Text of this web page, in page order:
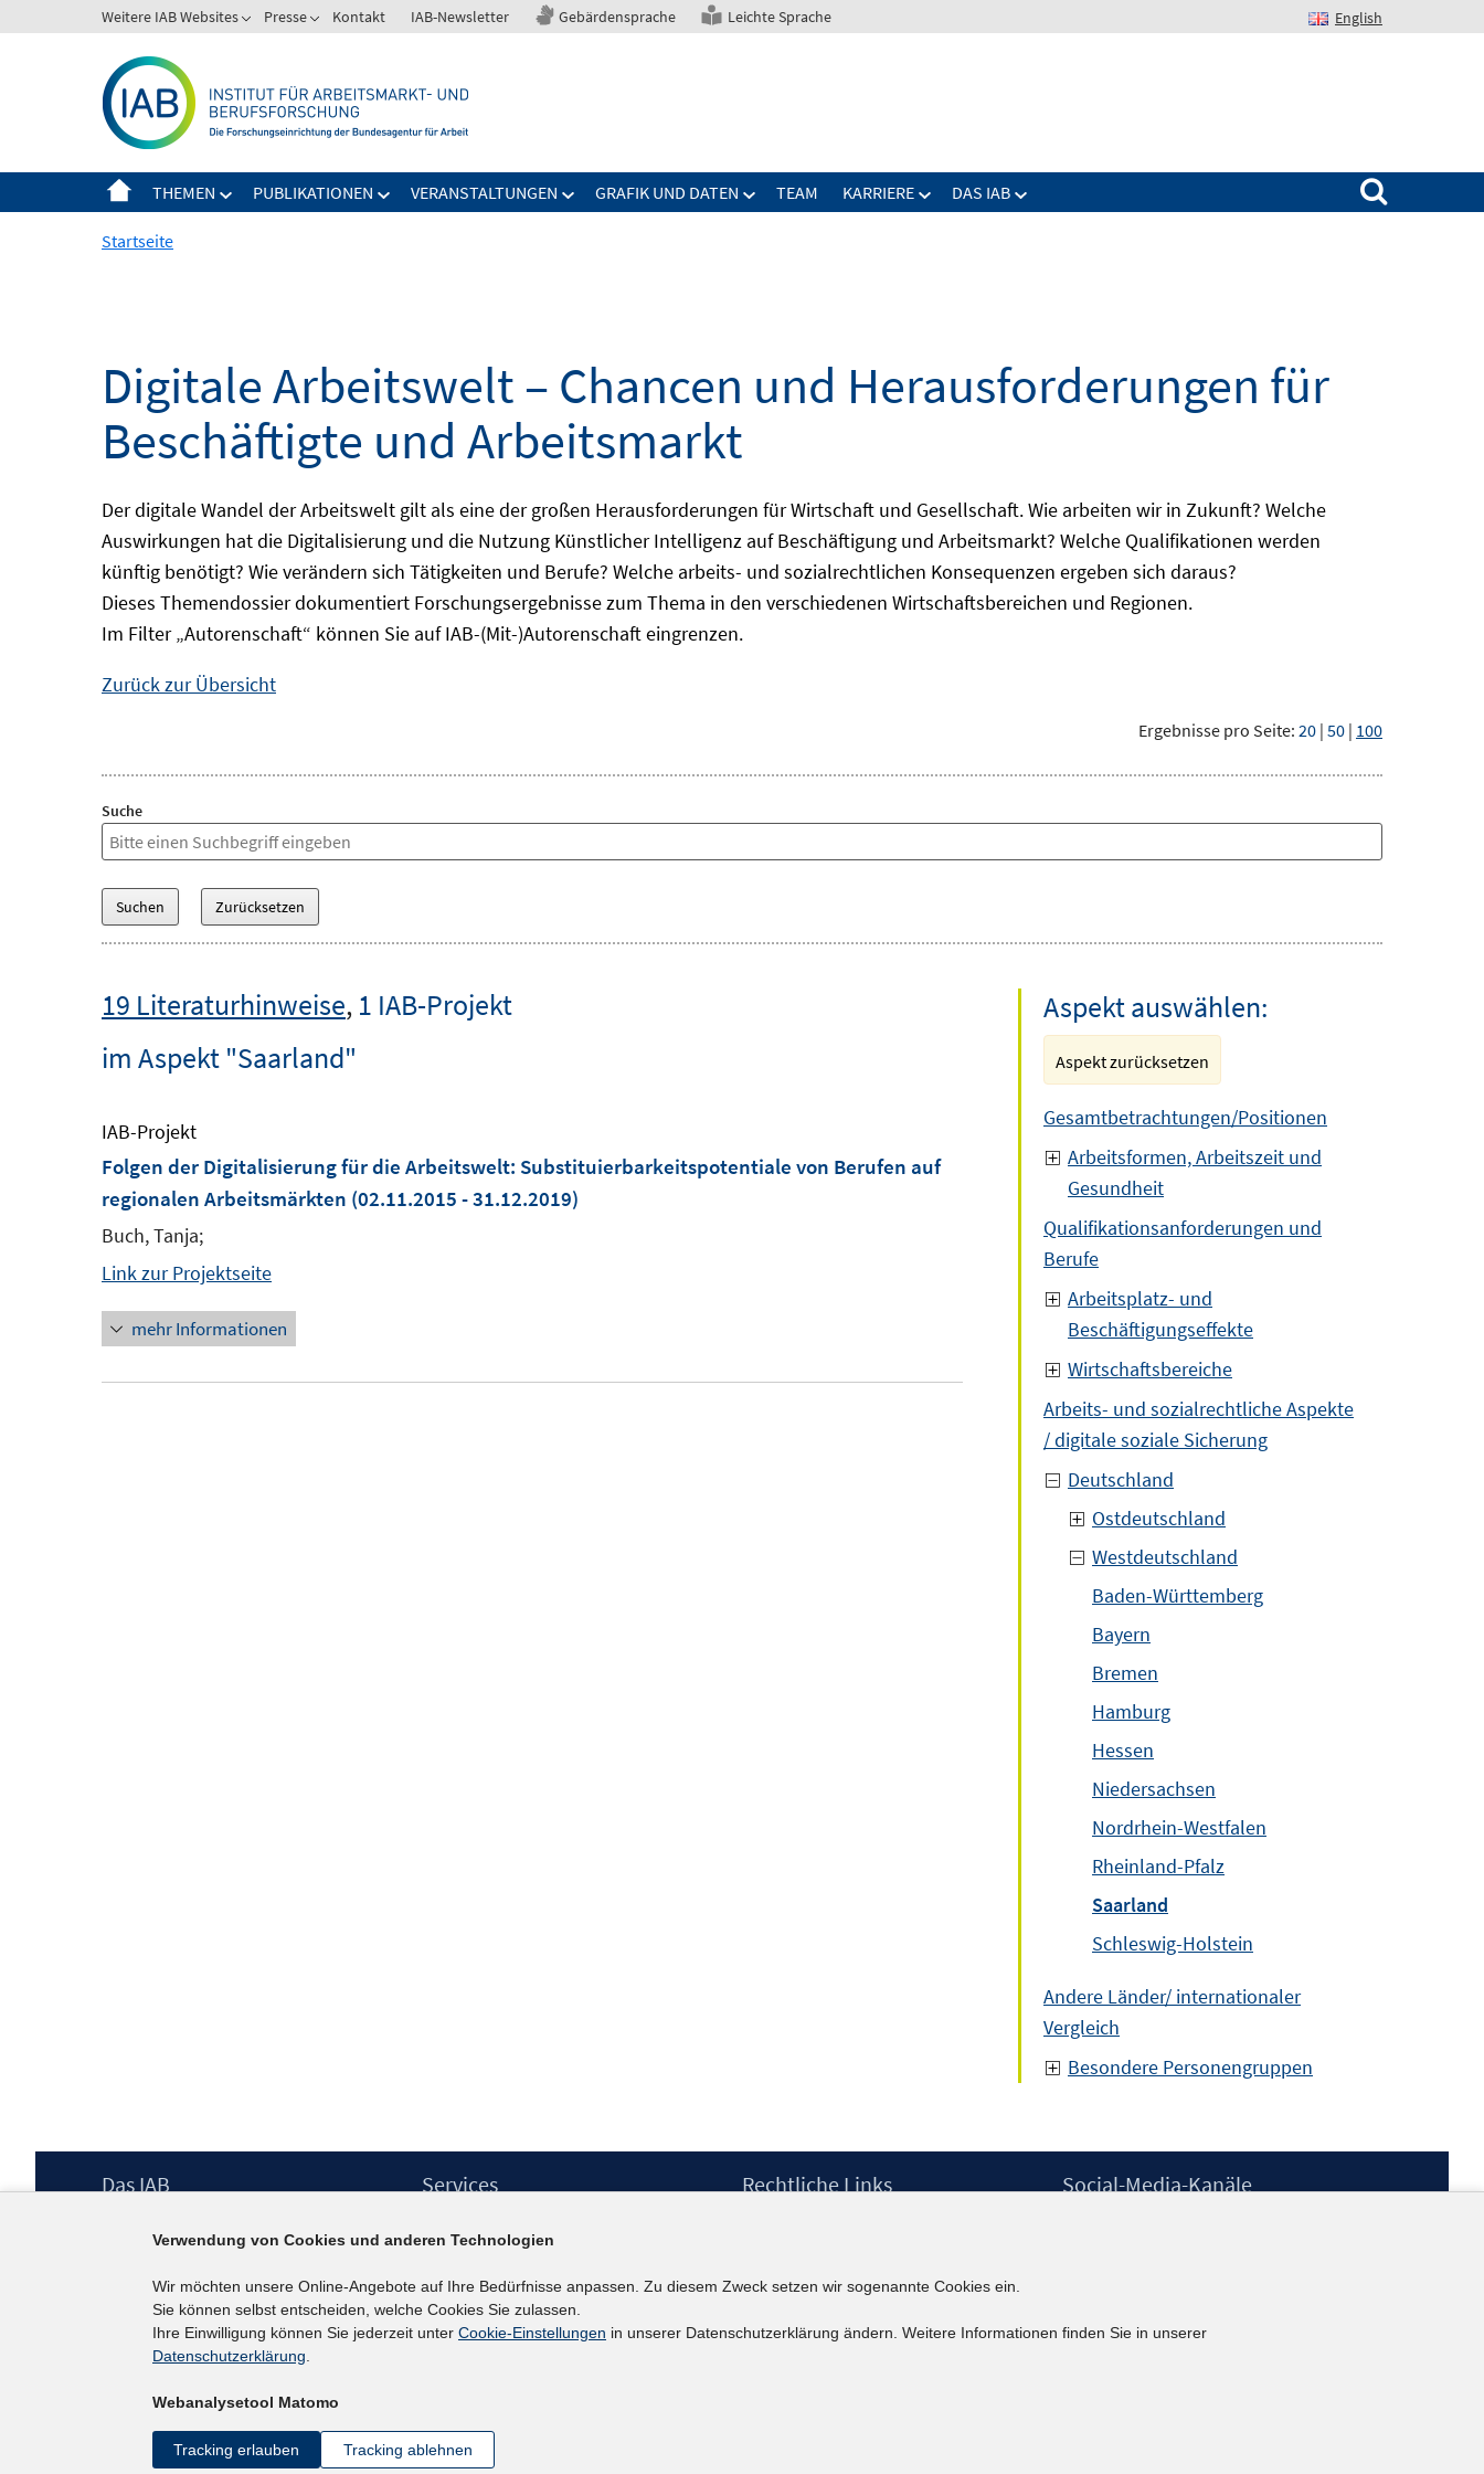
zum
Weitere IAB Websites Presse Kontakt IAB-Newsletter Gebärdensprache Leichte Sprache English
THEMEN PUBLIKATIONEN VERANSTALTUNGEN GRAFIK UND DATEN TEAM KARRIERE DAS IAB
Suchen nach:
Startseite
Digitale Arbeitswelt – Chancen und Herausforderungen für
Beschäftigte und Arbeitsmarkt
Der digitale Wandel der Arbeitswelt gilt als eine der großen Herausforderungen für Wirtschaft und Gesellschaft. Wie arbeiten wir in Zukunft? Welche
Auswirkungen hat die Digitalisierung und die Nutzung Künstlicher Intelligenz auf Beschäftigung und Arbeitsmarkt? Welche Qualifikationen werden
künftig benötigt? Wie verändern sich Tätigkeiten und Berufe? Welche arbeits- und sozialrechtlichen Konsequenzen ergeben sich daraus?
Dieses Themendossier dokumentiert Forschungsergebnisse zum Thema in den verschiedenen Wirtschaftsbereichen und Regionen.
Im Filter „Autorenschaft“ können Sie auf IAB-(Mit-)Autorenschaft eingrenzen.
Zurück zur Übersicht
Ergebnisse pro Seite: 20 | 50 | 100
Suche
19 Literaturhinweise, 1 IAB-Projekt
im Aspekt "Saarland"
IAB-Projekt
Folgen der Digitalisierung für die Arbeitswelt: Substituierbarkeitspotentiale von Berufen auf
regionalen Arbeitsmärkten (02.11.2015 - 31.12.2019)
Buch, Tanja;
Link zur Projektseite
mehr Informationen
Aspekt auswählen:
Aspekt zurücksetzen
Gesamtbetrachtungen/Positionen
Arbeitsformen, Arbeitszeit und
Gesundheit
Qualifikationsanforderungen und
Berufe
Arbeitsplatz- und
Beschäftigungseffekte
Wirtschaftsbereiche
Arbeits- und sozialrechtliche Aspekte
/ digitale soziale Sicherung
Deutschland
Ostdeutschland
Westdeutschland
Baden-Württemberg
Bayern
Bremen
Hamburg
Hessen
Niedersachsen
Nordrhein-Westfalen
Rheinland-Pfalz
Saarland
Schleswig-Holstein
Andere Länder/ internationaler
Vergleich
Besondere Personengruppen
Footer
Das IAB
Berufsforschung (IAB) – unser Leitbild
Institutsleitung
Graduiertenprogramm
Befragungen
Projekte
Services
IAB-Newsletter
Kontakt
Rechtliche Links
Erklärung zur Barrierefreiheit
Social-Media-Kanäle
kununu
Verwendung von Cookies und anderen Technologien
Wir möchten unsere Online-Angebote auf Ihre Bedürfnisse anpassen. Zu diesem Zweck setzen wir sogenannte Cookies ein.
Sie können selbst entscheiden, welche Cookies Sie zulassen.
Ihre Einwilligung können Sie jederzeit unter Cookie-Einstellungen in unserer Datenschutzerklärung ändern. Weitere Informationen finden Sie in unserer
Datenschutzerklärung.
Webanalysetool Matomo
Tracking erlauben Tracking ablehnen